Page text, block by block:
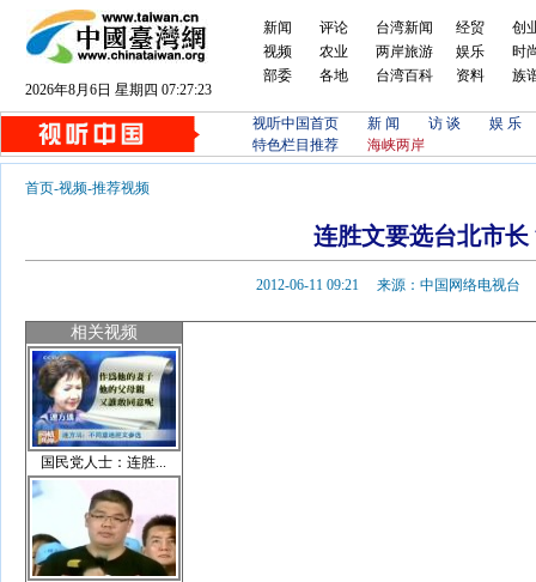
2026年8月6日 星期四 07:27:24
新闻
视频
部委
评论
农业
各地
台湾新闻
两岸旅游
台湾百科
经贸
娱乐
资料
创
时
族
视听中国首页 新 闻 访 谈
娱 乐
特色栏目推荐
海峡两岸
首页-视频-推荐视频
连胜文要选台北市长
2012-06-11 09:21 来源：中国网络电视台
相关视频
国民党人士：连胜...